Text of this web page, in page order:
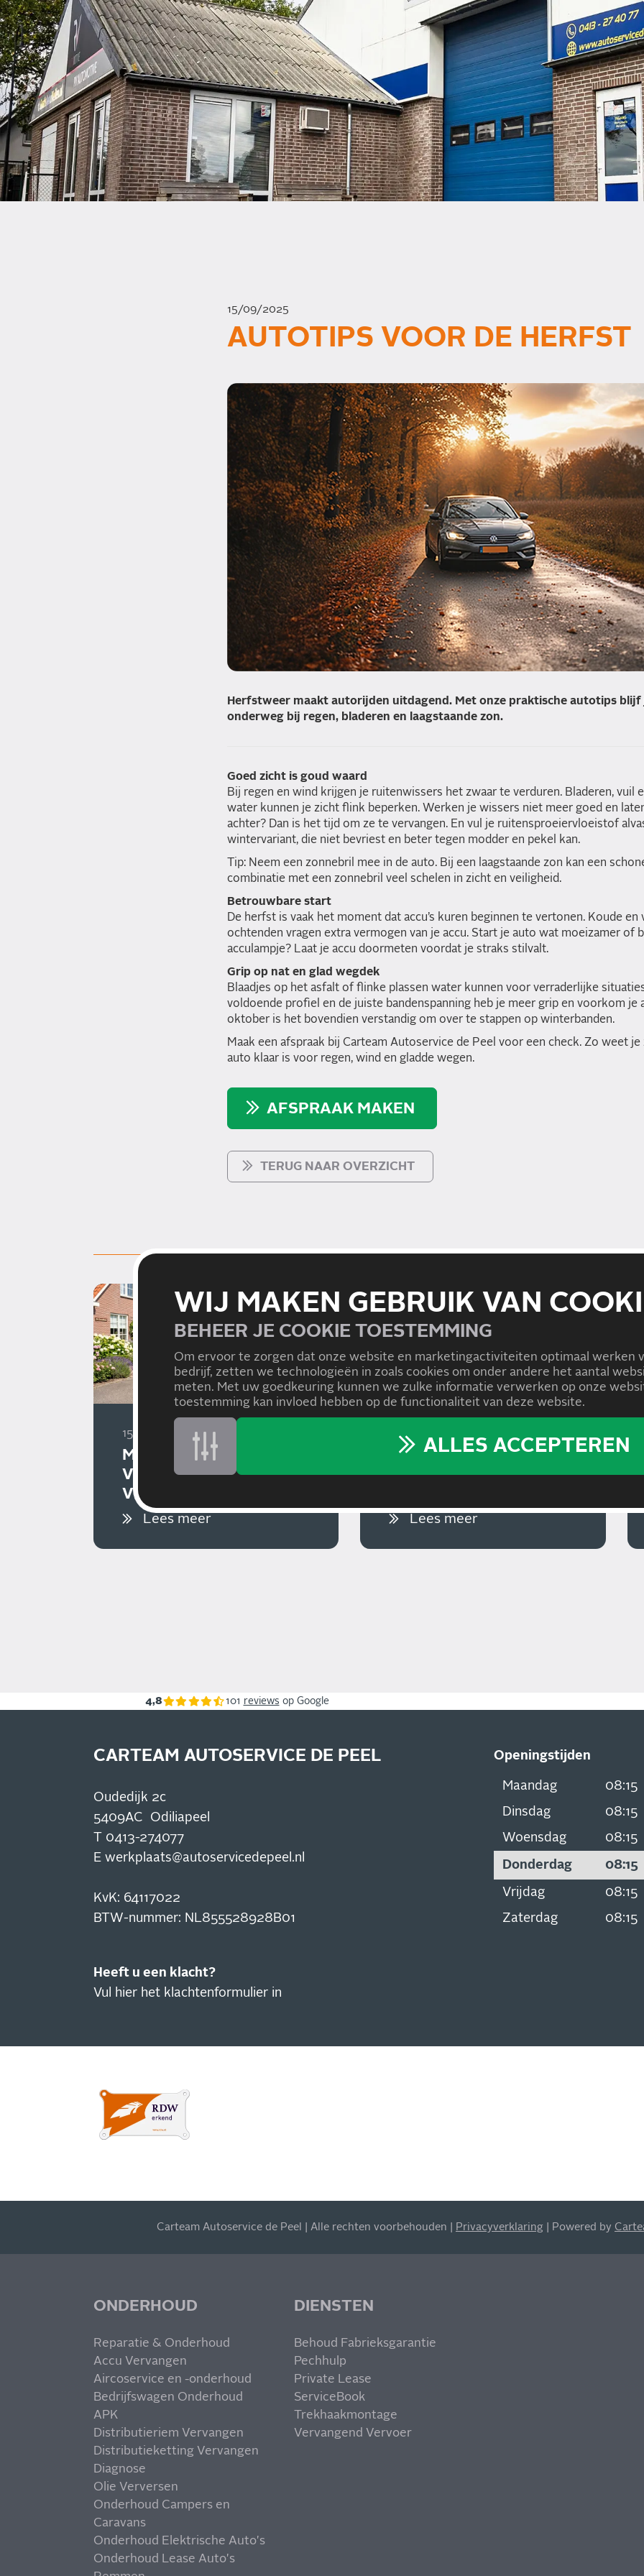
15/09/2025
AUTOTIPS VOOR DE HERFST
Herfstweer maakt autorijden uitdagend. Met onze praktische autotips blijf
onderweg bij regen, bladeren en laagstaande zon.
Goed zicht is goud waard
Bij regen en wind krijgen je ruitenwissers het zwaar te verduren. Bladeren, vuil
water kunnen je zicht flink beperken. Werken je wissers niet meer goed en
achter? Dan is het tijd om ze te vervangen. En vul je ruitensproeiervloeistof
wintervariant, die niet bevriest en beter tegen modder en pekel kan.
Tip: Neem een zonnebril mee in de auto. Bij een laagstaande zon kan een
combinatie met een zonnebril veel schelen in zicht en veiligheid.
Betrouwbare start
De herfst is vaak het moment dat accu’s kuren beginnen te vertonen. Koude en
ochtenden vragen extra vermogen van je accu. Start je auto wat moeizamer of
acculampje? Laat je accu doormeten voordat je straks stilvalt.
Grip op nat en glad wegdek
Blaadjes op het asfalt of flinke plassen water kunnen voor verraderlijke
voldoende profiel en de juiste bandenspanning heb je meer grip en voorkom je
oktober is het bovendien verstandig om over te stappen op winterbanden.
Maak een afspraak bij Carteam Autoservice de Peel voor een check. Zo weet
auto klaar is voor regen, wind en gladde wegen.
AFSPRAAK MAKEN
TERUG NAAR OVERZICHT
15/07/2026
MET DE AUTO OP
VAKANTIE? VOORKOM
VERRASSINGEN!
Lees meer
01/07/2026
WAAROM EEN JUISTE
AFSTELLING VAN
BELANGRIJK IS
Lees meer
4,8 101 reviews op Google
CARTEAM AUTOSERVICE DE PEEL
Oudedijk 2c
5409AC Odiliapeel
T 0413-274077
E werkplaats@autoservicedepeel.nl
KvK: 64117022
BTW-nummer: NL855528928B01
Heeft u een klacht?
Vul hier het klachtenformulier in
Openingstijden
Maandag 08:15
Dinsdag
08:15
Woensdag
08:15
Donderdag 08:15
Vrijdag 08:15
Zaterdag
08:15
Carteam Autoservice de Peel | Alle rechten voorbehouden | Privacyverklaring | Powered by
ONDERHOUD
Reparatie & Onderhoud
Accu Vervangen
Aircoservice en -onderhoud
Bedrijfswagen Onderhoud
APK
Distributieriem Vervangen
Distributieketting Vervangen
Diagnose
Olie Verversen
Onderhoud Campers en
Caravans
Onderhoud Elektrische Auto's
Onderhoud Lease Auto's
DIENSTEN
Behoud Fabrieksgarantie
Pechhulp
Private Lease
ServiceBook
Trekhaakmontage
Vervangend Vervoer
WIJ MAKEN GEBRUIK VAN
BEHEER JE COOKIE TOESTEMMING
Om ervoor te zorgen dat onze website en marketingactiviteiten optimaal werken
bedrijf, zetten we technologieën in zoals cookies om onder andere het aantal
meten. Met uw goedkeuring kunnen we zulke informatie verwerken op onze
toestemming kan invloed hebben op de functionaliteit van deze website.
ALLES ACCEPTEREN